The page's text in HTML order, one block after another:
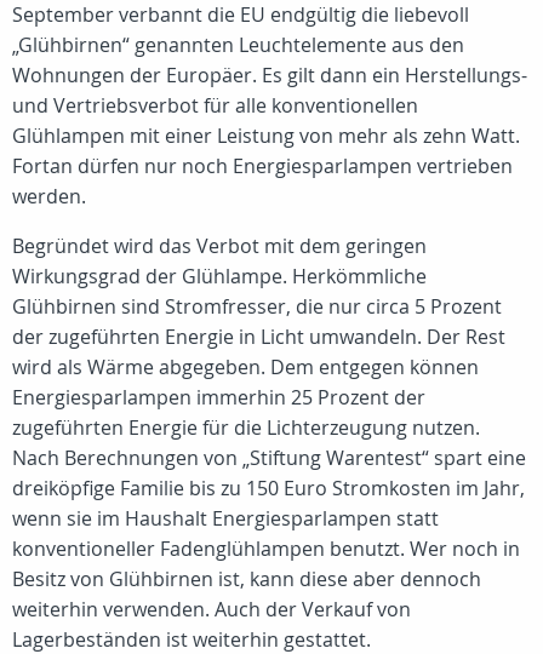
September verbannt die EU endgültig die liebevoll
„Glühbirnen“ genannten Leuchtelemente aus den
Wohnungen der Europäer. Es gilt dann ein Herstellungs-
und Vertriebsverbot für alle konventionellen
Glühlampen mit einer Leistung von mehr als zehn Watt.
Fortan dürfen nur noch Energiesparlampen vertrieben
werden.
Begründet wird das Verbot mit dem geringen
Wirkungsgrad der Glühlampe. Herkömmliche
Glühbirnen sind Stromfresser, die nur circa 5 Prozent
der zugeführten Energie in Licht umwandeln. Der Rest
wird als Wärme abgegeben. Dem entgegen können
Energiesparlampen immerhin 25 Prozent der
zugeführten Energie für die Lichterzeugung nutzen.
Nach Berechnungen von „Stiftung Warentest“ spart eine
dreiköpfige Familie bis zu 150 Euro Stromkosten im Jahr,
wenn sie im Haushalt Energiesparlampen statt
konventioneller Fadenglühlampen benutzt. Wer noch in
Besitz von Glühbirnen ist, kann diese aber dennoch
weiterhin verwenden. Auch der Verkauf von
Lagerbeständen ist weiterhin gestattet.